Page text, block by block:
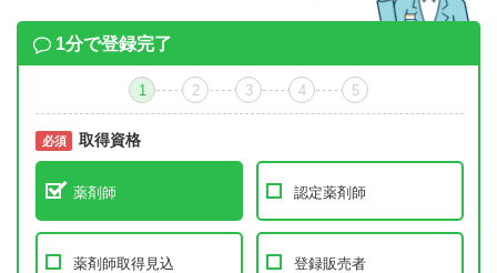
1分で登録完了
1 2 3 4 5
必須 取得資格
薬剤師 認定薬剤師
薬剤師取得見込 登録販売者